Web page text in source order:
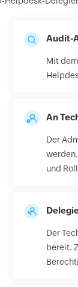
Audit-
Mit
An
Der
und
Der
bereit.